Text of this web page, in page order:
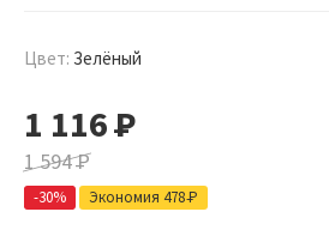
Цвет: Зелёный
1 116Р
1 594Р
-30% Экономия 478Р